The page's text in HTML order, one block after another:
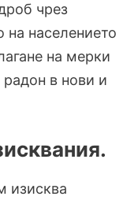
чрез
на населението
на мерки
радон в нови и
изисква